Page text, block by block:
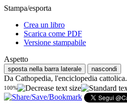
Stampa/esporta
Crea un libro
Scarica come PDF
Versione stampabile
Aspetto
sposta nella barra laterale nascondi
Da Cathopedia, l'enciclopedia cattolica.
100%